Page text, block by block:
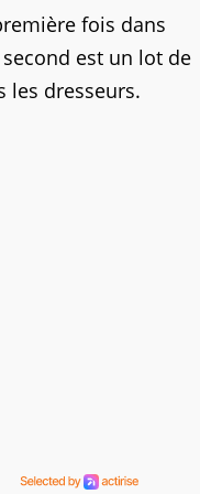
fois dans
second est un lot de
les dresseurs.